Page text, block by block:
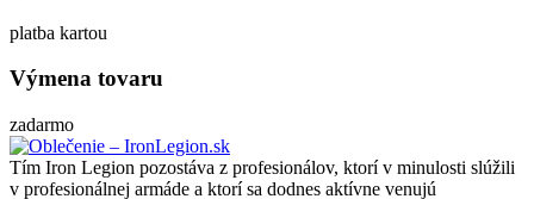
platba kartou
Výmena tovaru
zadarmo
Tím Iron Legion pozostáva z profesionálov, ktorí v minulosti slúžili
v profesionálnej armáde a ktorí sa dodnes aktívne venujú